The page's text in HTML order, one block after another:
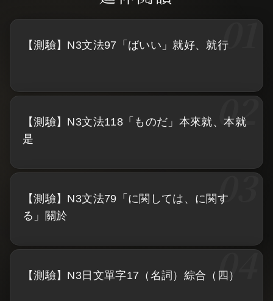
【測驗】N3文法97「ばいい」就好、就行
【測驗】N3文法118「ものだ」本來就、本就
是
【測驗】N3文法79「に関しては、に関す
る」關於
【測驗】N3日文單字17（名詞）綜合（四）